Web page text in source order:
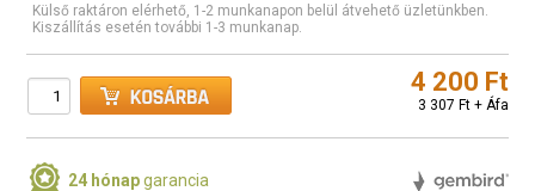
Külső raktáron elérhető, 1-2 munkanapon belül átvehető üzletünkben.
Kiszállítás esetén további 1-3 munkanap.
4 200 Ft
3 307 Ft + Áfa
24 hónapgarancia